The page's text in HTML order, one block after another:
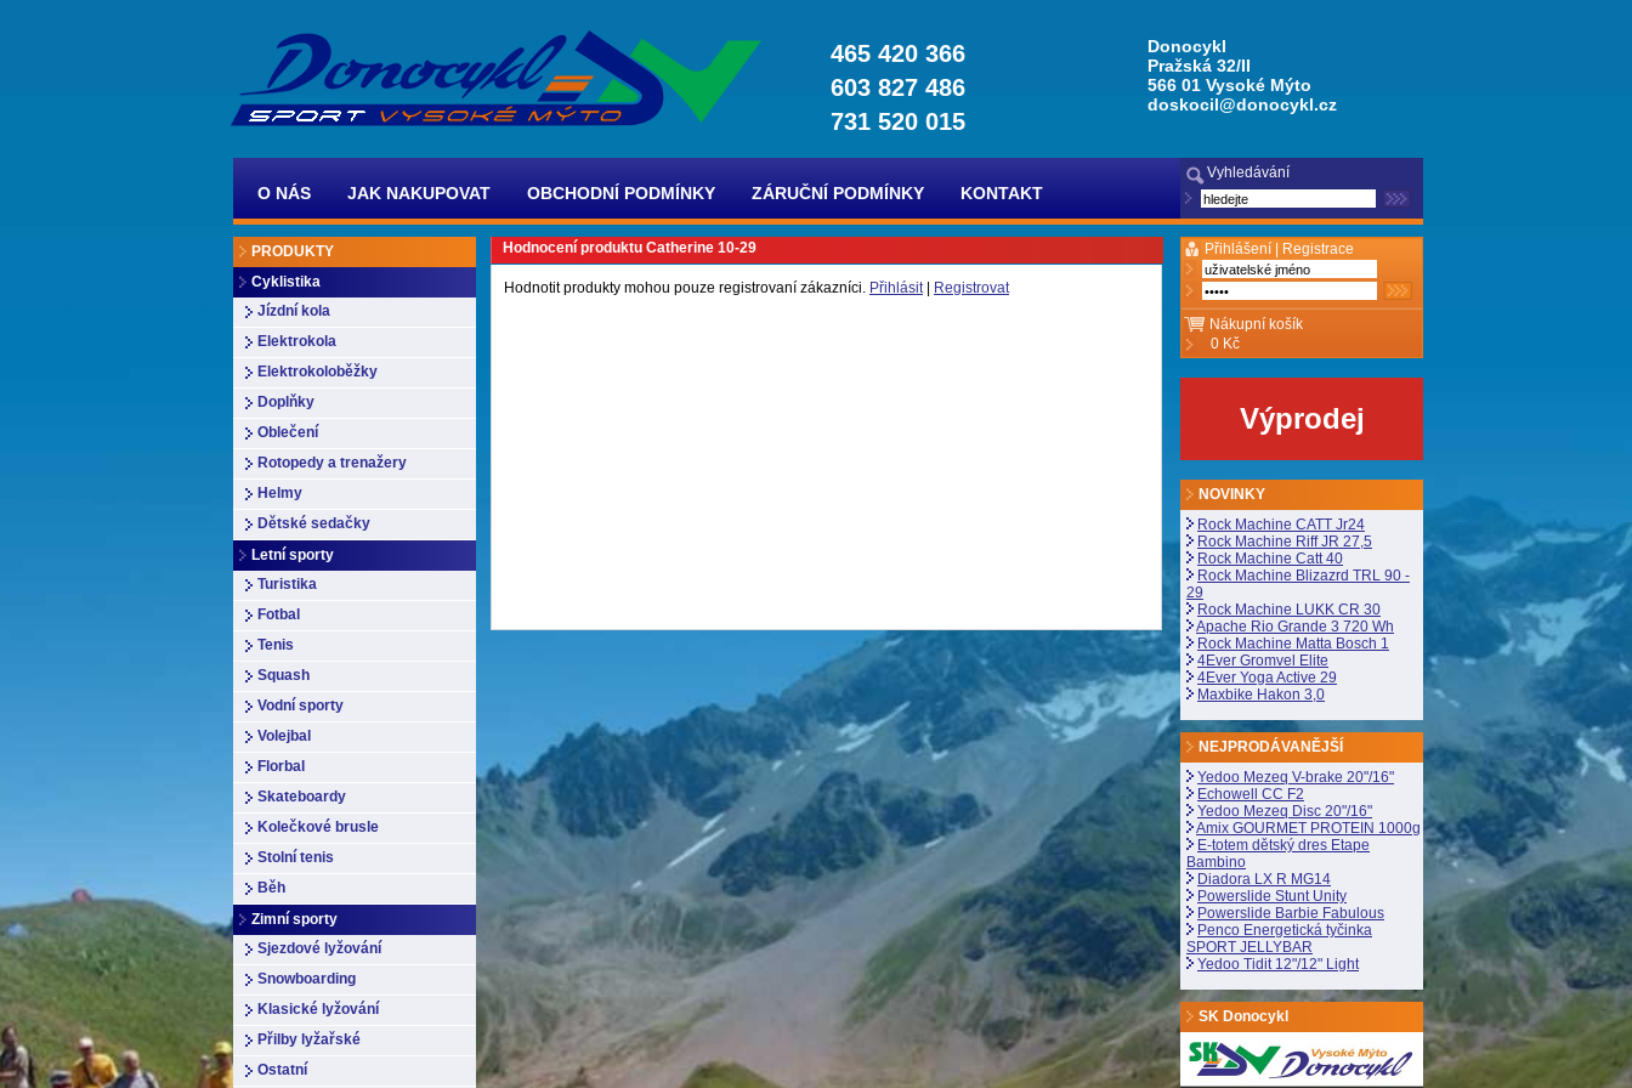
465 420 366
603 827 486
731 520 015
Donocykl
Pražská 32/II
566 01 Vysoké Mýto
doskocil@donocykl.cz
O NÁS JAK NAKUPOVAT OBCHODNÍ PODMÍNKY ZÁRUČNÍ PODMÍNKY KONTAKT
Vyhledávání
PRODUKTY
Cyklistika
Jízdní kola
Elektrokola
Elektrokoloběžky
Doplňky
Oblečení
Rotopedy a trenažery
Helmy
Dětské sedačky
Letní sporty
Turistika
Fotbal
Tenis
Squash
Vodní sporty
Volejbal
Florbal
Skateboardy
Kolečkové brusle
Stolní tenis
Běh
Zimní sporty
Sjezdové lyžování
Snowboarding
Klasické lyžování
Přilby lyžařské
Ostatní
Hodnocení produktu Catherine 10-29
Hodnotit produkty mohou pouze registrovaní zákazníci. Přihlásit| Registrovat
Přihlášení | Registrace
Nákupní košík
0 Kč
Výprodej
NOVINKY
Rock Machine CATT Jr24
Rock Machine Riff JR 27,5
Rock Machine Catt 40
Rock Machine Blizazrd TRL 90 -
29
Rock Machine LUKK CR 30
Apache Rio Grande 3 720 Wh
Rock Machine Matta Bosch 1
4Ever Gromvel Elite
4Ever Yoga Active 29
Maxbike Hakon 3,0
NEJPRODÁVANĚJŠÍ
Yedoo Mezeq V-brake 20"/16"
Echowell CC F2
Yedoo Mezeq Disc 20"/16"
Amix GOURMET PROTEIN 1000g
E-totem dětský dres Etape
Bambino
Diadora LX R MG14
Powerslide Stunt Unity
Powerslide Barbie Fabulous
Penco Energetická tyčinka
SPORT JELLYBAR
Yedoo Tidit 12"/12" Light
SK Donocykl